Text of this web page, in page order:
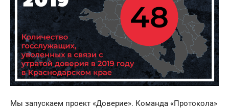
Мы запускаем проект «Доверие». Команда «Протокола»